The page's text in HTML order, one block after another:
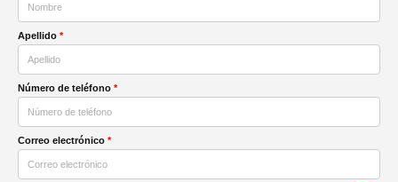
Apellido *
Número de teléfono *
Correo electrónico *